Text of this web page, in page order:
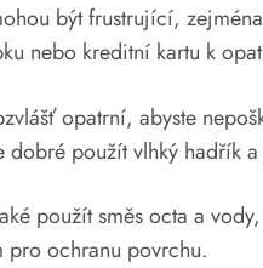
být frustrující,
nebo kreditní kartu k
opatrní, abyste
použít vlhký hadřík
použít směs octa a
pro ochranu povrchu.